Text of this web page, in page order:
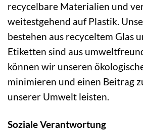
recycelbare Materialien und
weitestgehend auf Plastik.
bestehen aus recyceltem Glas
Etiketten sind aus
können wir unseren
minimieren und einen Beitrag
unserer Umwelt leisten.
Soziale Verantwortung